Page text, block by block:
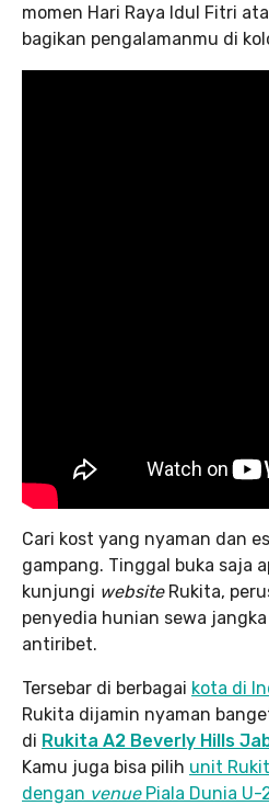
momen Hari Raya Idul Fitri
bagikan pengalamanmu di
Cari kost yang nyaman dan
gampang. Tinggal buka saja
kunjungi website Rukita,
penyedia hunian sewa
antiribet.
Tersebar di berbagai kota di
Rukita dijamin nyaman
di Rukita A2 Beverly Hills
Kamu juga bisa pilih unit
dengan venue Piala Dunia